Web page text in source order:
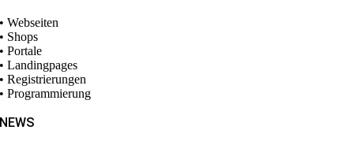
• Webseiten
• Shops
• Portale
• Landingpages
• Registrierungen
• Programmierung
NEWS